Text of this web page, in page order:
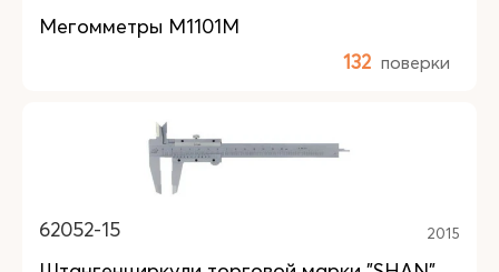
Мегомметры М1101М
132 поверки
62052-15 2015